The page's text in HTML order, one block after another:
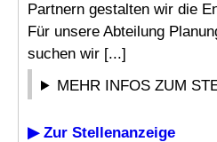
Partnern gestalten wir die
Für unsere Abteilung
suchen wir [...]
MEHR INFOS ZUM
▶ Zur Stellenanzeige